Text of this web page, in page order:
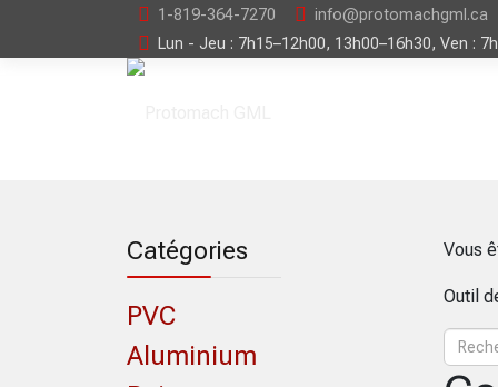
1-819-364-7270
info@protomachgml.ca
Lun - Jeu : 7h15–12h00, 13h00–16h30, Ven :
Catégories
PVC
Aluminium
Vous
Outil